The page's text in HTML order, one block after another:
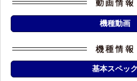
機種動画
基本スペック